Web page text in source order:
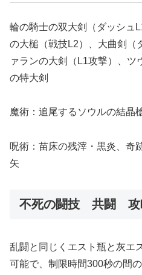
輪の騎士の双大剣（ダッシュ
の大槌（戦技L2）、大曲剣（
ァランの大剣（L1攻撃）、ツ
の特大剣
魔術：追尾するソウルの結晶
呪術：苗床の残滓・黒炎、奇
矢
不死の闘技 共闘 攻
乱闘と同じくエスト瓶と灰エ
可能で、制限時間300秒の間